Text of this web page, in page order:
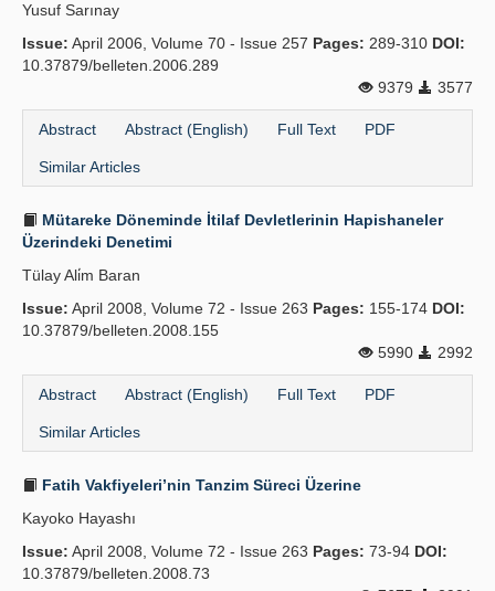
Yusuf Sarınay
Issue: April 2006, Volume 70 - Issue 257 Pages: 289-310 DOI:
10.37879/belleten.2006.289
9379
3577
Abstract Abstract (English) Full Text PDF
Similar Articles
Mütareke Döneminde İtilaf Devletlerinin Hapishaneler
Üzerindeki Denetimi
Tülay Ali̇m Baran
Issue: April 2008, Volume 72 - Issue 263 Pages: 155-174 DOI:
10.37879/belleten.2008.155
5990
2992
Abstract Abstract (English) Full Text PDF
Similar Articles
Fatih Vakfiyeleri’nin Tanzim Süreci Üzerine
Kayoko Hayashı
Issue: April 2008, Volume 72 - Issue 263 Pages: 73-94 DOI:
10.37879/belleten.2008.73